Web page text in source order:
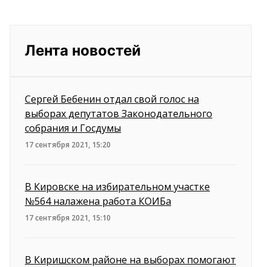
Лента новостей
Сергей Бебенин отдал свой голос на
выборах депутатов Законодательного
собрания и Госдумы
17 сентября 2021, 15:20
В Кировске на избирательном участке
№564 налажена работа КОИБа
17 сентября 2021, 15:10
В Киришском районе на выборах помогают